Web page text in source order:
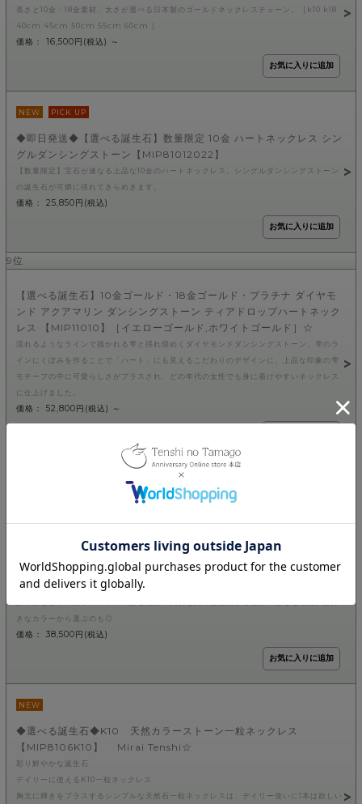
長さと10金・18金素材、太さが選べる日本製のゴールドネックレスチェーン。［k10 k18
40cm 45cm 50cm 55cm 60cm ］
価格： 16,500円(税込) ～
NEW PICK UP
◆即日発送◆【選べる誕生石】数量限定 10金 ハートネックレス シン
グルダンシングストーン【MIP81012022】
【数量限定】宝石が連なる上品な10金のハートネックレス。シングルダンシングストーン
の誕生石が可憐に揺れてきらめきます。
価格： 25,850円(税込)
9位
【選べる誕生石】10金ゴールド・18金ゴールド・プラチナ ダイヤモ
ンド アクアマリン ダンシングストーン ティアドロップハートネック
レス 【MIP11010】［イエローゴールド,ホワイトゴールド］☆
流れるようなラインで描かれる雫と揺れ煌めくダイヤモンドダンシングストーン。雫のラ
インにくぼみを作ることで「ハート」にも見えるこだわりのデザインに。上品な印象の雫
モチーフの中に可愛らしさがプラスされ、どの年代の女性でも身に着けやすいネックレス
に仕上げました。
価格： 52,800円(税込) ～
◆選べる誕生石◆K18 プラチナ 天然カラーストーン一粒ネックレ
ス 【MIP8107K18】 Mirai Tenshi☆
デイリーに使えるK18・プラチナ一粒ネックレス
胸元に輝きをプラスするシンプルな天然石一粒ネックレスは、デイリー使いに1本は欲しい
定番。
きなカラーから選ぶのも◎
価格： 38,500円(税込)
NEW
◆選べる誕生石◆K10 天然カラーストーン一粒ネックレス
【MIP8106K10】 Mirai Tenshi☆
彩り鮮やかな誕生石
デイリーに使えるK10一粒ネックレス
胸元に輝きをプラスするシンプルな天然石一粒ネックレスは、デイリー使いに1本は欲しい